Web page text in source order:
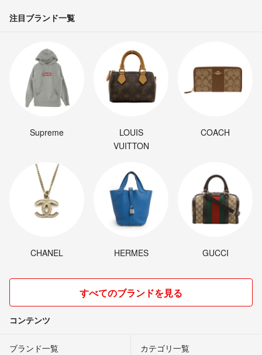
注目ブランド一覧
Supreme
LOUIS
VUITTON
COACH
CHANEL HERMES GUCCI
すべてのブランドを見る
コンテンツ
ブランド一覧 カテゴリ一覧